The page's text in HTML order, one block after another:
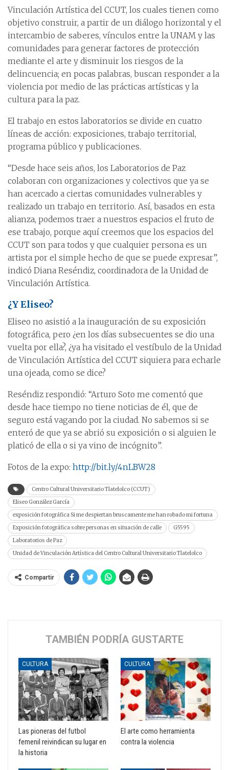
Vinculación Artística del CCUT, los cuales tienen como
objetivo construir, a partir de un diálogo horizontal y el
intercambio de saberes, vínculos entre la UNAM y las
comunidades para generar factores de protección
mediante el arte y disminuir los riesgos de la
delincuencia; en pocas palabras, buscan responder a la
violencia por medio de las prácticas artísticas y la
cultura para la paz.
El trabajo en estos laboratorios se divide en cuatro
líneas de acción: exposiciones, trabajo territorial,
programa público y publicaciones.
“Desde hace seis años, los Laboratorios de Paz
colaboran con organizaciones y colectivos que ya se
han acercado a ciertas comunidades vulnerables y
realizado un trabajo en territorio. Así, basados en esta
alianza, podemos traer a nuestros espacios el fruto de
ese trabajo, porque aquí creemos que los espacios del
CCUT son para todos y que cualquier persona es un
artista por el simple hecho de que se puede expresar”,
indicó Diana Reséndiz, coordinadora de la Unidad de
Vinculación Artística.
¿Y Eliseo?
Eliseo no asistió a la inauguración de su exposición
fotográfica, pero ¿en los días subsecuentes se dio una
vuelta por ella?, ¿ya ha visitado el vestíbulo de la Unidad
de Vinculación Artística del CCUT siquiera para echarle
una ojeada, como se dice?
Reséndiz respondió: “Arturo Soto me comentó que
desde hace tiempo no tiene noticias de él, que de
seguro está vagando por la ciudad. No sabemos si se
enteró de que ya se abrió su exposición o si alguien le
platicó de ella o si ya vino de incógnito”.
Fotos de la expo: http://bit.ly/4nLBW28
Centro Cultural Universitario Tlatelolco (CCUT)
Eliseo González García
exposición fotográfica Si me despiertan bruscamente me han robado mi fortuna
Exposición fotográfica sobre personas en situación de calle
G5595
Laboratorios de Paz
Unidad de Vinculación Artística del Centro Cultural Universitario Tlatelolco
Compartir
TAMBIÉN PODRÍA GUSTARTE
CULTURA
Las pioneras del futbol
femenil reivindican su lugar en
la historia
CULTURA
El arte como herramienta
contra la violencia